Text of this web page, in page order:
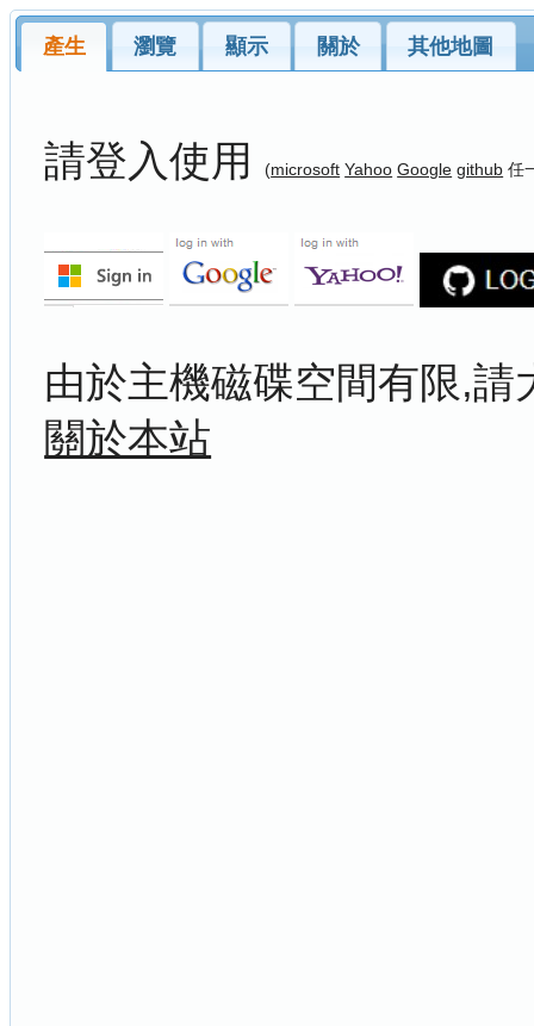
產生 瀏覽 顯示 關於 其他地圖
請登入使用(microsoft Yahoo Google github 任
由於主機磁碟空間有限,請
關於本站